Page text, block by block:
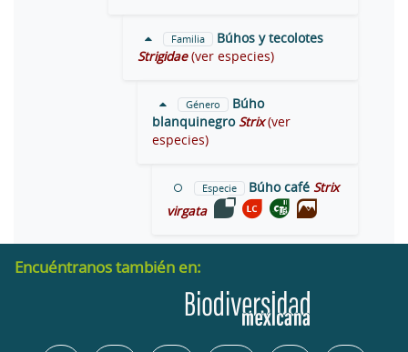
Familia
Búhos y tecolotes
Strigidae (ver especies)
Género
Búho
blanquinegro Strix (ver
especies)
Especie Búho café Strix
virgata
Encuéntranos también en: